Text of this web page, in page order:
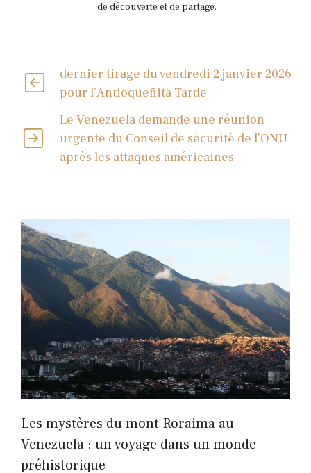
de découverte et de partage.
dernier tirage du vendredi 2 janvier 2026
pour l’Antioqueñita Tarde
Le Venezuela demande une réunion
urgente du Conseil de sécurité de l’ONU
après les attaques américaines
Les mystères du mont Roraima au
Venezuela : un voyage dans un monde
préhistorique